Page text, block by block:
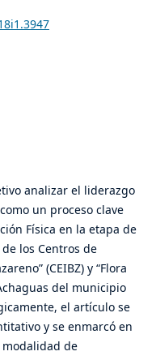
analizar el liderazgo
un proceso clave
Física en la etapa de
los Centros de
(CEIBZ) y “Flora
del municipio
el artículo se
y se enmarcó en
de